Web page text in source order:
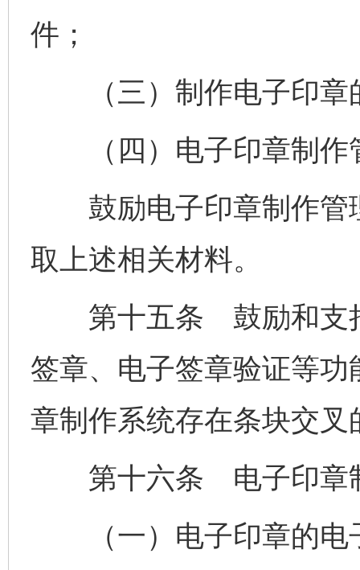
件；
（三）制作电子印章
（四）电子印章制作
鼓励电子印章制作管
取上述相关材料。
第十五条 鼓励和支持
签章、电子签章验证等
章制作系统存在条块交
第十六条 电子印章制
（一）电子印章的电